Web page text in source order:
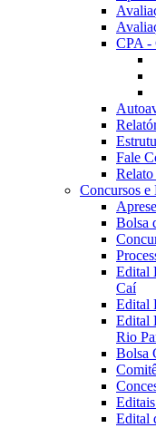
CPA -
Fale
Concursos e
Bolsa
Edital
Caí
Edital
Edital
Rio
Bolsa
Edital